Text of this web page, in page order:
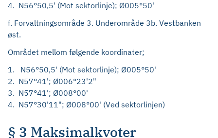
4. N56°50,5' (Mot sektorlinje); Ø005°50'
f. Forvaltningsområde 3. Underområde 3b. Vestbanken
øst.
Området mellom følgende koordinater;
1. N56°50,5' (Mot sektorlinje); Ø005°50'
2. N57°41'; Ø006°23'2"
3. N57°41'; Ø008°00'
4. N57°30'11"; Ø008°00' (Ved sektorlinjen)
§ 3 Maksimalkvoter